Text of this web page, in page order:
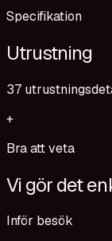
Specifikation
Utrustning
37
+
Bra att veta
Vi gör det
Inför besök